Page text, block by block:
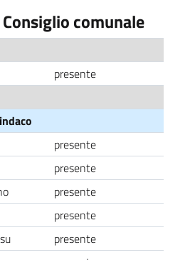
comunale
presente
presente
presente
presente
presente
presente